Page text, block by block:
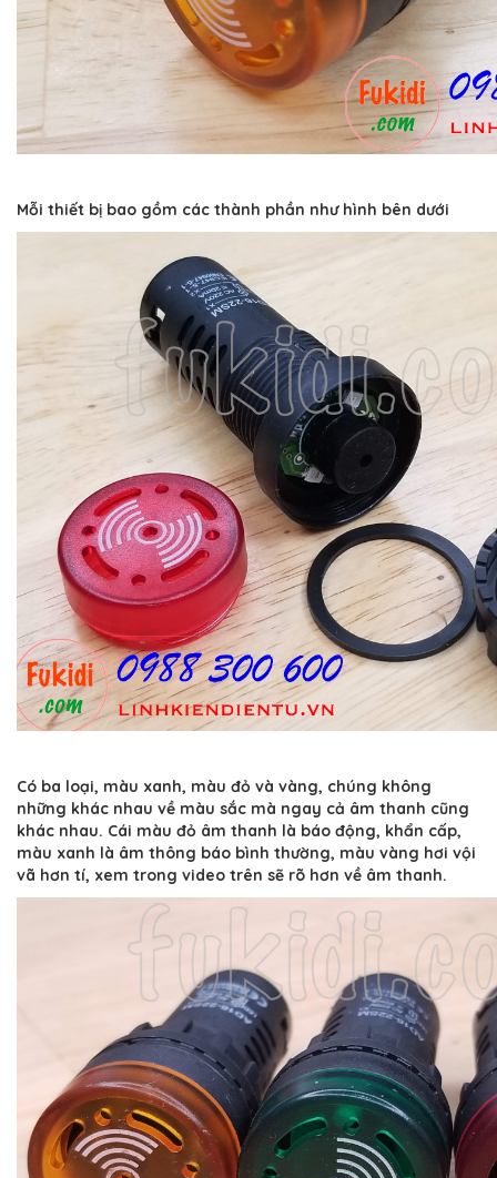
Mỗi thiết bị bao gồm các thành phần như hình bên dưới
Có ba loại, màu xanh, màu đỏ và vàng, chúng không
những khác nhau về màu sắc mà ngay cả âm thanh cũng
khác nhau. Cái màu đỏ âm thanh là báo động, khẩn cấp,
màu xanh là âm thông báo bình thường, màu vàng hơi vội
vã hơn tí, xem trong video trên sẽ rõ hơn về âm thanh.